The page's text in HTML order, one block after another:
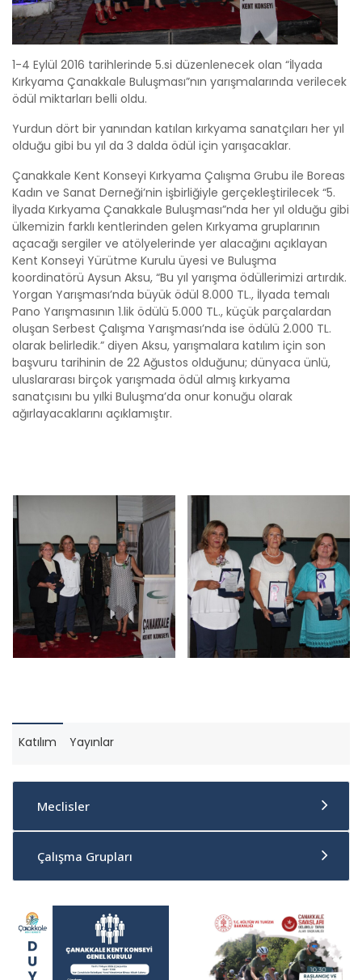
1-4 Eylül 2016 tarihlerinde 5.si düzenlenecek olan “İlyada
Kırkyama Çanakkale Buluşması”nın yarışmalarında verilecek
ödül miktarları belli oldu.
Yurdun dört bir yanından katılan kırkyama sanatçıları her yıl
olduğu gibi bu yıl da 3 dalda ödül için yarışacaklar.
Çanakkale Kent Konseyi Kırkyama Çalışma Grubu ile Boreas
Kadın ve Sanat Derneği’nin işbirliğiyle gerçekleştirilecek “5.
İlyada Kırkyama Çanakkale Buluşması”nda her yıl olduğu gibi
ülkemizin farklı kentlerinden gelen Kırkyama gruplarının
açacağı sergiler ve atölyelerinde yer alacağını açıklayan
Kent Konseyi Yürütme Kurulu üyesi ve Buluşma
koordinatörü Aysun Aksu, “Bu yıl yarışma ödüllerimizi artırdık.
Yorgan Yarışması’nda büyük ödül 8.000 TL., İlyada temalı
Pano Yarışmasının 1.lik ödülü 5.000 TL., küçük parçalardan
oluşan Serbest Çalışma Yarışması’nda ise ödülü 2.000 TL.
olarak belirledik.” diyen Aksu, yarışmalara katılım için son
başvuru tarihinin de 22 Ağustos olduğunu; dünyaca ünlü,
uluslararası birçok yarışmada ödül almış kırkyama
sanatçısını bu yılki Buluşma’da onur konuğu olarak
ağırlayacaklarını açıklamıştır.
Katılım Yayınlar
Meclisler
Çalışma Grupları